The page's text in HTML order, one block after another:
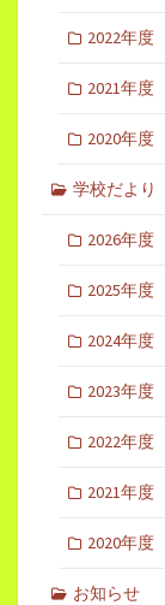
2022年度
2021年度
2020年度
学校だより
2026年度
2025年度
2024年度
2023年度
2022年度
2021年度
2020年度
お知らせ